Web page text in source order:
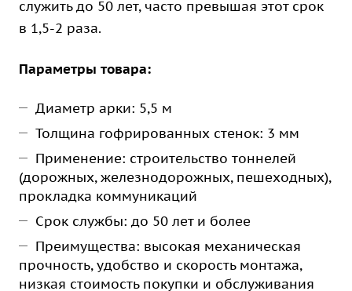
служить до 50 лет, часто превышая этот срок
в 1,5-2 раза.
Параметры товара:
Диаметр арки: 5,5 м
Толщина гофрированных стенок: 3 мм
Применение: строительство тоннелей
(дорожных, железнодорожных, пешеходных),
прокладка коммуникаций
Срок службы: до 50 лет и более
Преимущества: высокая механическая
прочность, удобство и скорость монтажа,
низкая стоимость покупки и обслуживания